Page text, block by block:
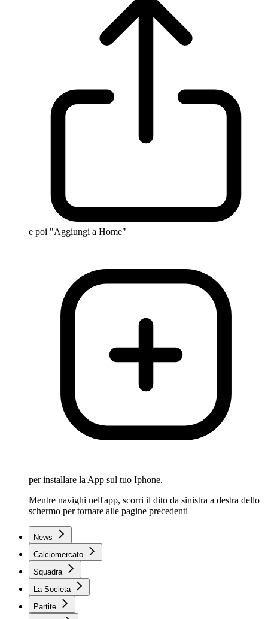
e poi "Aggiungi a Home"
per installare la App sul tuo Iphone.
Mentre navighi nell'app, scorri il dito da sinistra a destra dello
schermo per tornare alle pagine precedenti
News
Calciomercato
Squadra
La Societa
Partite